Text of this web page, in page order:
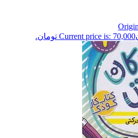
Current price is: 70,000 تومان.